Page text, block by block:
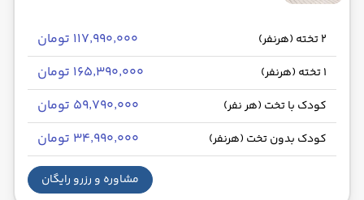
2 تخته (هرنفر) ۱۱۷٬۹۹۰٬۰۰۰ تومان
1 تخته (هرنفر) ۱۶۵٬۳۹۰٬۰۰۰ تومان
کودک با تخت (هر نفر) ۵۹٬۷۹۰٬۰۰۰ تومان
کودک بدون تخت (هرنفر) ۳۴٬۹۹۰٬۰۰۰ تومان
مشاوره و رزرو رایگان